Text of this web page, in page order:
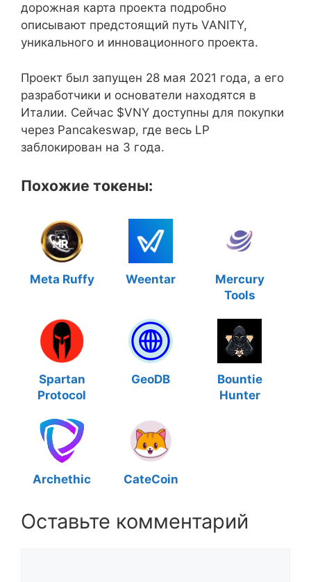
дорожная карта проекта подробно
описывают предстоящий путь VANITY,
уникального и инновационного проекта.
Проект был запущен 28 мая 2021 года, а его
разработчики и основатели находятся в
Италии. Сейчас $VNY доступны для покупки
через Pancakeswap, где весь LP
заблокирован на 3 года.
Похожие токены:
Meta Ruffy Weentar
Mercury
Tools
Spartan
Protocol
GeoDB
Bountie
Hunter
Archethic CateCoin
Оставьте комментарий